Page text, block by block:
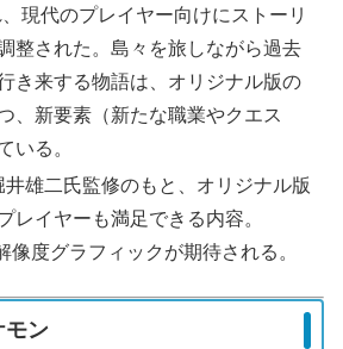
現代のプレイヤー向けにストーリ
整された。島々を旅しながら過去
き来する物語は、オリジナル版の
、新要素（新たな職業やクエス
いる。
井雄二氏監修のもと、オリジナル版
レイヤーも満足できる内容。
像度グラフィックが期待される。
モン